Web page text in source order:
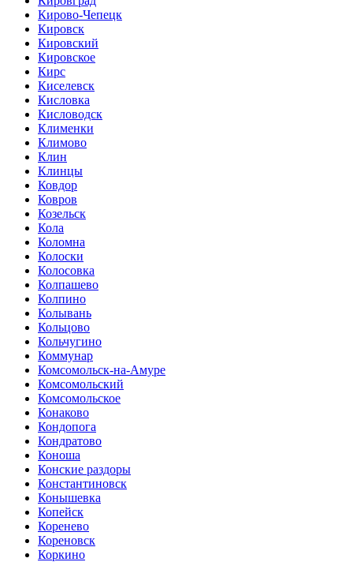
Кирово-Чепецк
Кировск
Кировский
Кировское
Кирс
Киселевск
Кисловка
Кисловодск
Клименки
Климово
Клин
Клинцы
Ковдор
Ковров
Козельск
Кола
Коломна
Колоски
Колосовка
Колпашево
Колпино
Колывань
Кольцово
Кольчугино
Коммунар
Комсомольск-на-Амуре
Комсомольский
Комсомольское
Конаково
Кондопога
Кондратово
Коноша
Конские раздоры
Константиновск
Конышевка
Копейск
Коренево
Кореновск
Коркино